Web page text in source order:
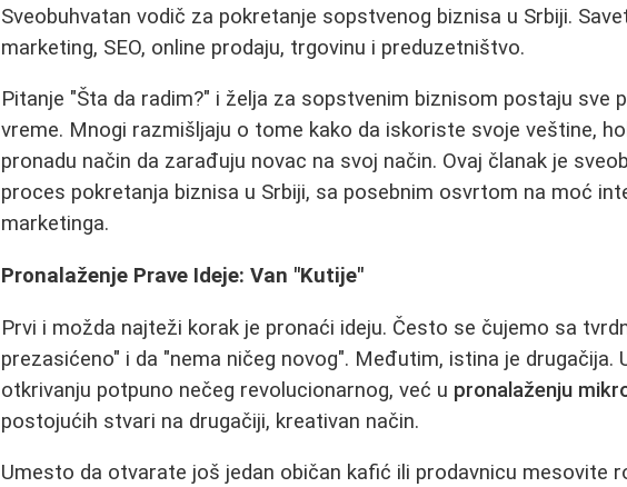
Sveobuhvatan vodič za pokretanje sopstvenog biznisa u Srbiji.
marketing, SEO, online prodaju, trgovinu i preduzetništvo.
Pitanje "Šta da radim?" i želja za sopstvenim biznisom postaju sve
vreme. Mnogi razmišljaju o tome kako da iskoriste svoje veštine,
pronadu način da zarađuju novac na svoj način. Ovaj članak je
proces pokretanja biznisa u Srbiji, sa posebnim osvrtom na moć
marketinga.
Pronalaženje Prave Ideje: Van "Kutije"
Prvi i možda najteži korak je pronaći ideju. Često se čujemo sa
prezasićeno" i da "nema ničeg novog". Međutim, istina je drugačija.
otkrivanju potpuno nečeg revolucionarnog, već u pronalaženju
postojućih stvari na drugačiji, kreativan način.
Umesto da otvarate još jedan običan kafić ili prodavnicu mesovite